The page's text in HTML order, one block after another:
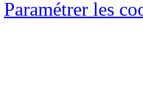
Paramétrer les